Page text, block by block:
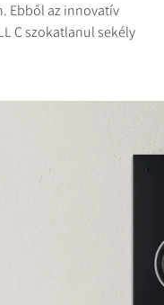
Ebből az innovatív
C szokatlanul sekély
A